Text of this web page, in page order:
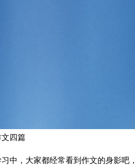
文四篇
中，大家都经常看到作文的身影吧